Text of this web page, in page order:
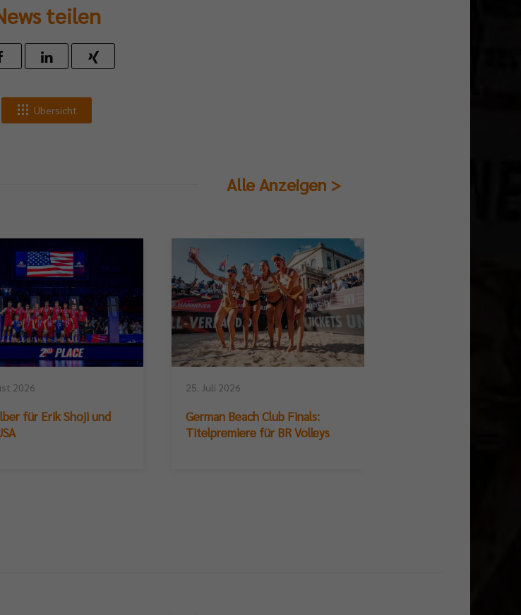
teilen
Übersicht
Alle Anzeigen >
2026
für Erik Shoji und
25. Juli 2026
German Beach Club Finals:
Titelpremiere für BR Volleys